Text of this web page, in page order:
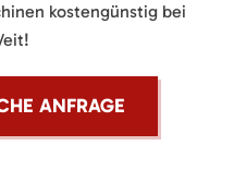
kostengünstig bei
ANFRAGE